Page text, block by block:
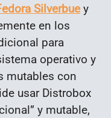
Silverbuey
en los
para
operativo y
mutables con
usar Distrobox
y mutable,